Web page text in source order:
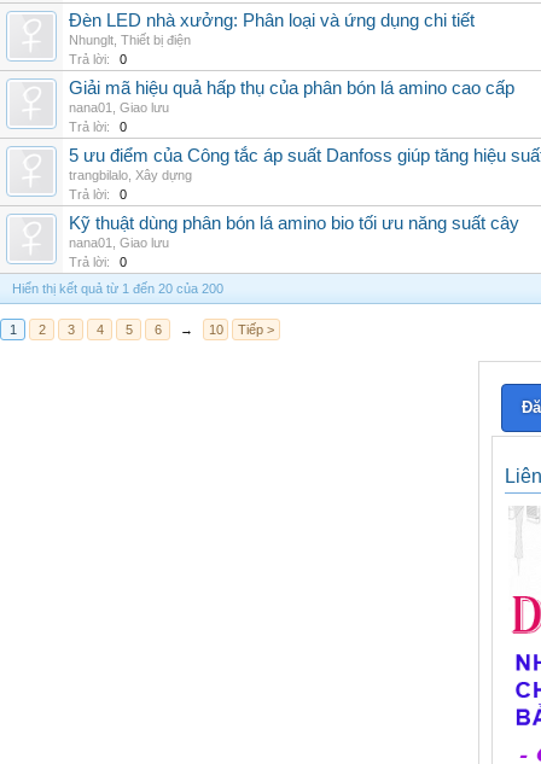
Đèn LED nhà xưởng: Phân loại và ứng dụng chi tiết
Nhunglt Thiết bị điện
Trả lời:
0
Giải mã hiệu quả hấp thụ của phân bón lá amino cao cấp
nana01
Giao lưu
Trả lời:
0
5 ưu điểm của Công tắc áp suất Danfoss giúp tăng hiệu
trangbilalo Xây dựng
Trả lời:
0
Kỹ thuật dùng phân bón lá amino bio tối ưu năng suất cây
nana01
Giao lưu
Trả lời:
0
Hiển thị kết quả từ 1 đến 20 của 200
1 2 3 4 5 6 → 10 Tiếp >